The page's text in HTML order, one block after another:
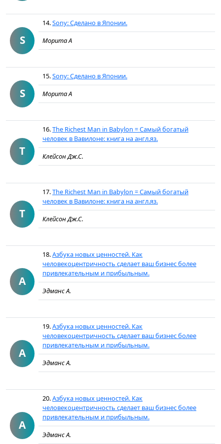
S
14.Sony: Cделано в Японии.
Морита А
S
15.Sony: Cделано в Японии.
Морита А
T
16.The Richest Man in Babylon = Самый богатый
человек в Вавилоне: книга на англ.яз.
Клейсон Дж.С.
T
17.The Richest Man in Babylon = Самый богатый
человек в Вавилоне: книга на англ.яз.
Клейсон Дж.С.
А
18.Азбука новых ценностей. Как
человекоцентричность сделает ваш бизнес более
привлекательным и прибыльным.
Эдманс А.
А
19.Азбука новых ценностей. Как
человекоцентричность сделает ваш бизнес более
привлекательным и прибыльным.
Эдманс А.
А
20.Азбука новых ценностей. Как
человекоцентричность сделает ваш бизнес более
привлекательным и прибыльным.
Эдманс А.